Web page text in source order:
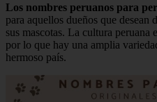
Los nombres peruanos para
para aquellos dueños que desean
sus mascotas. La cultura peruana
por lo que hay una amplia
hermoso país.